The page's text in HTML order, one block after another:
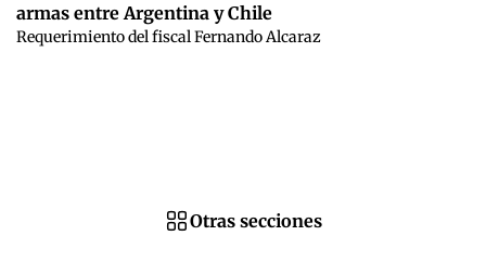
armas entre Argentina y Chile
Requerimiento del fiscal Fernando Alcaraz
Otras secciones